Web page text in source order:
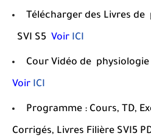
Télécharger des Livres de
SVI S5 Voir ICI
Cour Vidéo de physiologie
Voir ICI
Programme : Cours, TD,
Corrigés, Livres Filière SVI5